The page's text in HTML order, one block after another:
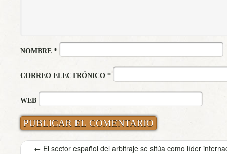
NOMBRE *
CORREO ELECTRÓNICO *
WEB
← El sector español del arbitraje se sitúa como líder